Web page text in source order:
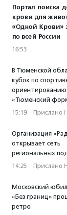
Портал поиска
крови для
«Одной Крови»
по всей России
16:53
В Тюменской
кубок по
ориентированию
«Тюменский
15:19 · Прислано
Организация
открывает сеть
региональных
14:25 · Прислано
Московский
«Без границ»
ретро